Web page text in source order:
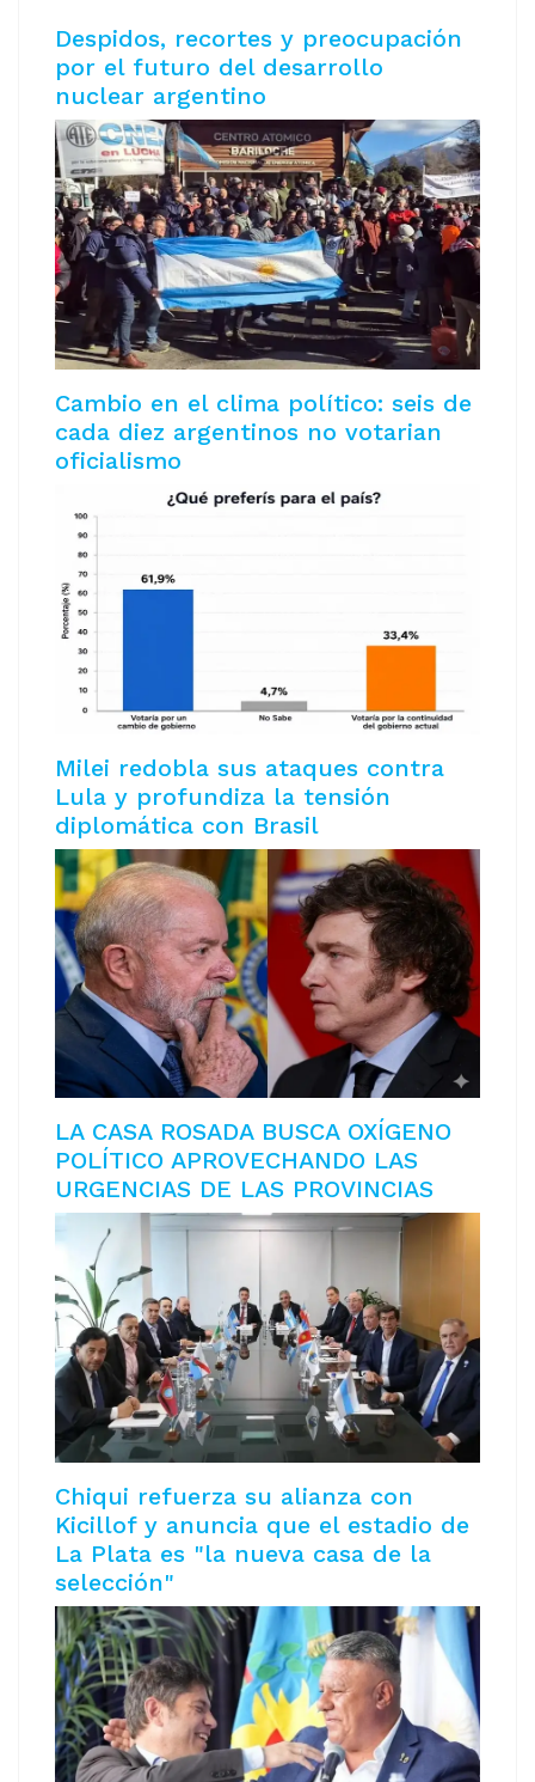
Despidos, recortes y preocupación
por el futuro del desarrollo
nuclear argentino
Cambio en el clima político: seis de
cada diez argentinos no votarian
oficialismo
Milei redobla sus ataques contra
Lula y profundiza la tensión
diplomática con Brasil
LA CASA ROSADA BUSCA OXÍGENO
POLÍTICO APROVECHANDO LAS
URGENCIAS DE LAS PROVINCIAS
Chiqui refuerza su alianza con
Kicillof y anuncia que el estadio de
La Plata es "la nueva casa de la
selección"